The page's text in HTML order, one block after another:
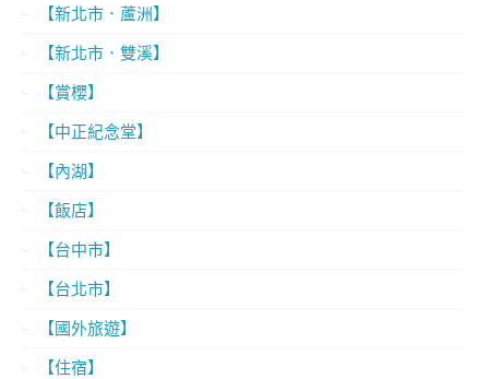
【新北市．蘆洲】
【新北市．雙溪】
【賞櫻】
【中正紀念堂】
【內湖】
【飯店】
【台中市】
【台北市】
【國外旅遊】
【住宿】